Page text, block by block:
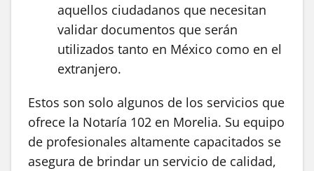
aquellos ciudadanos que necesitan
validar documentos que serán
utilizados tanto en México como en el
extranjero.
Estos son solo algunos de los servicios que
ofrece la Notaría 102 en Morelia. Su equipo
de profesionales altamente capacitados se
asegura de brindar un servicio de calidad,